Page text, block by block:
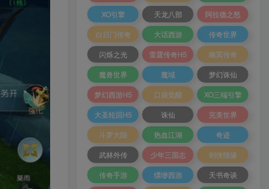
XO引擎
天龙八部
阿拉德之怒
白日门传奇
大话西游
传奇世界
闪烁之光
雷霆传奇H5
幽冥传奇
魔兽世界
魔域
梦幻诛仙
梦幻西游H5
口袋觉醒
XO三端引擎
大圣轮回H5
诛仙
完美世界
斗罗大陆
热血江湖
奇迹
武林外传
少年三国志
剑侠情缘
传奇手游
缥缈西游
天书奇谈